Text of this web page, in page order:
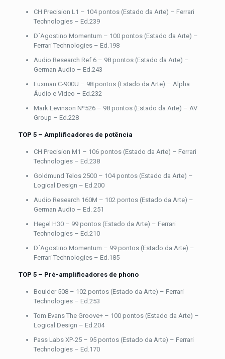
CH Precision L1 – 104 pontos (Estado da Arte) – Ferrari
Technologies – Ed.239
D´Agostino Momentum – 100 pontos (Estado da Arte) –
Ferrari Technologies – Ed.198
Audio Research Ref 6 – 98 pontos (Estado da Arte) –
German Audio – Ed.243
Luxman C-900U – 98 pontos (Estado da Arte) – Alpha
Áudio e Vídeo – Ed.232
Mark Levinson Nº526 – 98 pontos (Estado da Arte) – AV
Group – Ed.228
TOP 5 – Amplificadores de potência
CH Precision M1 – 106 pontos (Estado da Arte) – Ferrari
Technologies – Ed.238
Goldmund Telos 2500 – 104 pontos (Estado da Arte) –
Logical Design – Ed.200
Audio Research 160M – 102 pontos (Estado da Arte) –
German Audio – Ed. 251
Hegel H30 – 99 pontos (Estado da Arte) – Ferrari
Technologies – Ed.210
D´Agostino Momentum – 99 pontos (Estado da Arte) –
Ferrari Technologies – Ed.185
TOP 5 – Pré-amplificadores de phono
Boulder 508 – 102 pontos (Estado da Arte) – Ferrari
Technologies – Ed.253
Tom Evans The Groove+ – 100 pontos (Estado da Arte) –
Logical Design – Ed.204
Pass Labs XP-25 – 95 pontos (Estado da Arte) – Ferrari
Technologies – Ed.170